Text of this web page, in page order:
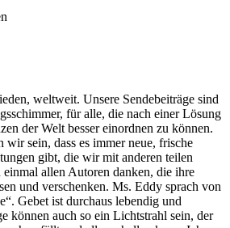
weltweit. Unsere Sendebeiträge sind
für alle, die nach einer Lösung
der Welt besser einordnen zu können.
wir sein, dass es immer neue, frische
gibt, die wir mit anderen teilen
allen Autoren danken, die ihre
und verschenken. Ms. Eddy sprach von
Gebet ist durchaus lebendig und
können auch so ein Lichtstrahl sein, der